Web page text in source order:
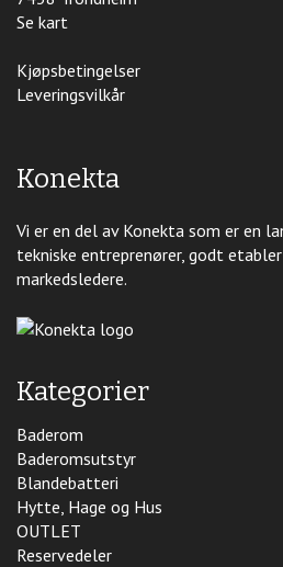
Se kart
Kjøpsbetingelser
Leveringsvilkår
Konekta
Vi er en del av Konekta som er en
tekniske entreprenører, godt
markedsledere.
Kategorier
Baderom
Baderomsutstyr
Blandebatteri
Hytte, Hage og Hus
OUTLET
Reservedeler